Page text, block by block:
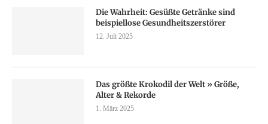
Die Wahrheit: Gesüßte Getränke sind
beispiellose Gesundheitszerstörer
12. Juli 2025
Das größte Krokodil der Welt » Größe,
Alter & Rekorde
1. März 2025